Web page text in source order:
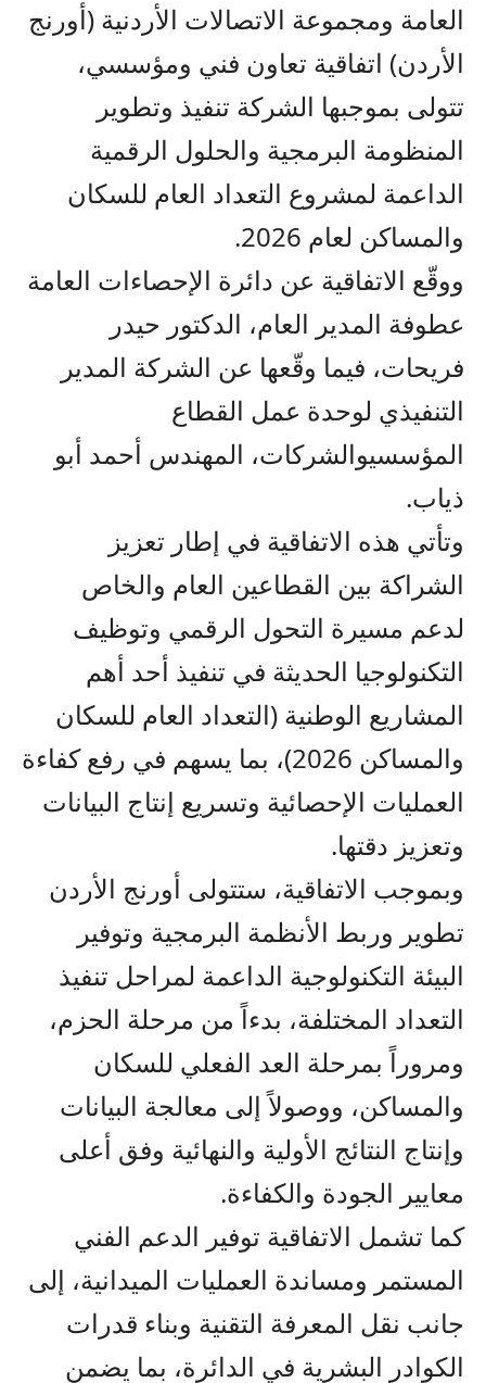
العامة ومجموعة الاتصالات الأردنية (أورنج
الأردن) اتفاقية تعاون فني ومؤسسي،
تتولى بموجبها الشركة تنفيذ وتطوير
المنظومة البرمجية والحلول الرقمية
الداعمة لمشروع التعداد العام للسكان
والمساكن لعام 2026
.
ووقّع الاتفاقية عن دائرة الإحصاءات العامة
عطوفة المدير العام، الدكتور حيدر
فريحات، فيما وقّعها عن الشركة المدير
التنفيذي لوحدة عمل القطاع
المؤسسيوالشركات، المهندس أحمد أبو
ذياب.
وتأتي هذه الاتفاقية في إطار تعزيز
الشراكة بين القطاعين العام والخاص
لدعم مسيرة التحول الرقمي وتوظيف
التكنولوجيا الحديثة في تنفيذ أحد أهم
المشاريع الوطنية (التعداد العام للسكان
والمساكن 2026)، بما يسهم في رفع كفاءة
العمليات الإحصائية وتسريع إنتاج البيانات
وتعزيز دقتها.
وبموجب التفاقية، ستتولى أورنج الأردن
تطوير وربط الأنظمة البرمجية وتوفير
البيئة التكنولوجية الداعمة لمراحل تنفيذ
التعداد المختلفة، بدءاً من مرحلة الحزم،
ومروراً بمرحلة العد الفعلي للسكان
والمساكن، ووصولاً إلى معالجة البيانات
وإنتاج النتائج الأولية والنهائية وفق أعلى
معايير الجودة والكفاءة.
كما تشمل التفاقية توفير الدعم الفني
المستمر ومساندة العمليات الميدانية، إلى
جانب نقل المعرفة التقنية وبناء قدرات
الكوادر البشرية في الدائرة، بما يضمن